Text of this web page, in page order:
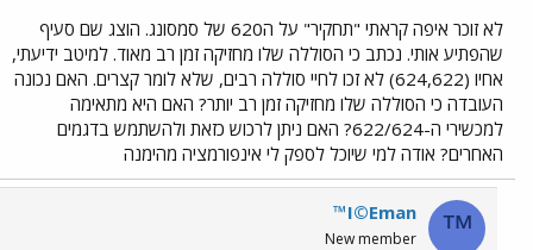
לא זוכר איפה קראתי "תחקיר" על ה620 של סמסונג. הוצג שם סעיף
שהפתיע אותי. נכתב כי הסוללה שלו מחזיקה זמן רב מאוד. למיטב ידיעתי,
אחיו (624,622) לא זכו לחיי סוללה רבים, שלא לומר קצרים. האם נכונה
העובדה כי הסוללה שלו מחזיקה זמן רב יותר? האם היא מתאימה
למכשירי ה-622/624? האם ניתן לרכוש כזאת ולהשתמש בדגמים
האחרים? אודה למי שיוכל לספק לי אינפורמציה מהימנה
™
™I©Eman
New member